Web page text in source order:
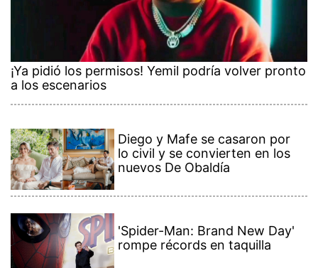
¡Ya pidió los permisos! Yemil podría volver pronto
a los escenarios
Diego y Mafe se casaron por
lo civil y se convierten en los
nuevos De Obaldía
'Spider-Man: Brand New Day'
rompe récords en taquilla